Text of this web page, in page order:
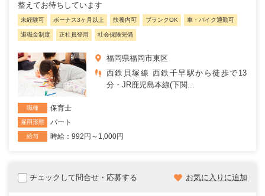
整えてお待ちしています
未経験可 ボーナス3ヶ月以上 扶養内可 ブランクOK 車・バイク通勤可
退職金制度 正社員登用 社会保険完備
福岡県福岡市東区
西鉄貝塚線 西鉄千早駅から徒歩で13
分・JR鹿児島本線(下関...
職種 保育士
雇用形態 パート
給与 時給：992円～1,000円
チェックして問合せ・応募する お気に入りに追加